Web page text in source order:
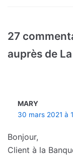
27
auprès de
MARY
30 mars 2021 à
Bonjour,
Client à la